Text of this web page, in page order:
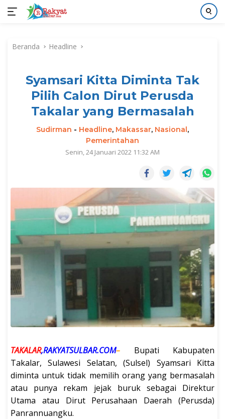
kontenBeranda Headline
Syamsari Kitta Diminta Tak
Pilih Calon Dirut Perusda
Takalar yang Bermasalah
Sudirman - Headline, Makassar, Nasional,
Pemerintahan
Senin, 24 Januari 2022 11:32 AM
TAKALAR,RAKYATSULBAR.COM– Bupati Kabupaten
Takalar, Sulawesi Selatan, (Sulsel) Syamsari Kitta
diminta untuk tidak memilih orang yang bermasalah
atau punya rekam jejak buruk sebagai Direktur
Utama atau Dirut Perusahaan Daerah (Perusda)
Panrannuangku.